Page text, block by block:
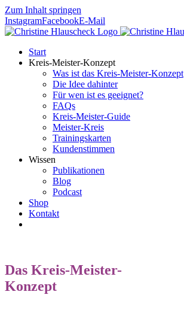
Zum Inhalt springen
InstagramFacebookE-Mail
Start
Kreis-Meister-Konzept
Was ist das Kreis-Meister-Konzept
Die Idee dahinter
Für wen ist es geeignet?
FAQs
Kreis-Meister-Guide
Meister-Kreis
Trainingskarten
Kundenstimmen
Wissen
Publikationen
Blog
Podcast
Shop
Kontakt
Das Kreis-Meister-
Konzept